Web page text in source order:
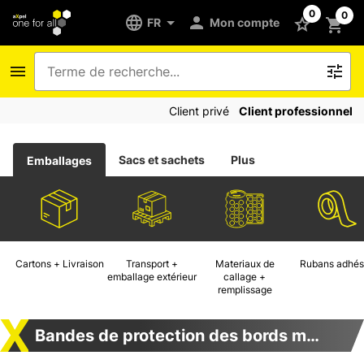
FR Mon compte
0 0
Client privé Client professionnel
Emballages Sacs et sachets Plus
Cartons + Livraison
Transport +
emballage extérieur
Materiaux de
callage +
remplissage
Rubans
Bandes de protection des bords mousse